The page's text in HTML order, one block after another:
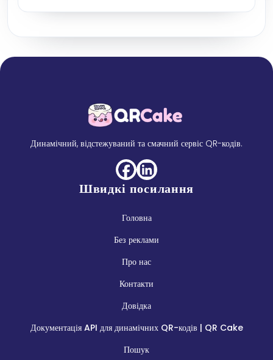
Динамічний, відстежуваний та смачний сервіс QR-кодів.
Швидкі посилання
Головна
Без реклами
Про нас
Контакти
Довідка
Документація API для динамічних QR-кодів | QR Cake
Пошук